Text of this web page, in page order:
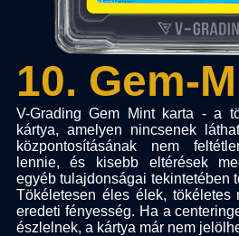
10. Gem-
V-Grading Gem Mint karta - a
kártya, amelyen nincsenek
központosításának nem
lennie, és kisebb eltérések
egyéb tulajdonságai tekintetében
Tökéletesen éles élek, tökéletes
eredeti fényesség. Ha a
észlelnek, a kártya már nem